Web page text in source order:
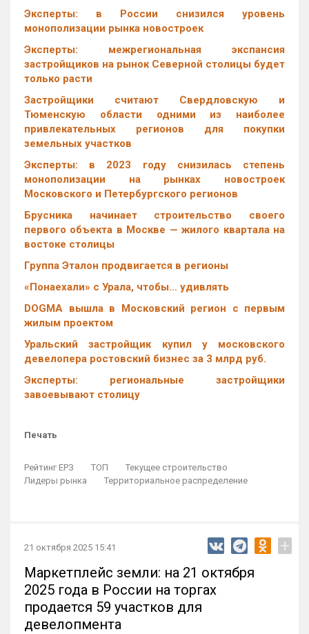
Эксперты: в России снизился уровень
монополизации рынка новостроек
Эксперты: межрегиональная экспансия
застройщиков на рынок Северной столицы будет
только расти
Застройщики считают Свердловскую и
Тюменскую области одними из наиболее
привлекательных регионов для покупки
земельных участков
Эксперты: в 2023 году снизилась степень
монополизации на рынках новостроек
Московского и Петербургского регионов
Брусника начинает строительство своего
первого объекта в Москве — жилого квартала на
востоке столицы
Группа Эталон продвигается в регионы
«Понаехали» с Урала, чтобы… удивлять
DOGMA вышла в Московский регион с первым
жилым проектом
Уральский застройщик купил у московского
девелопера ростовский бизнес за 3 млрд руб.
Эксперты: региональные застройщики
завоевывают столицу
Печать
Рейтинг ЕРЗ ТОП
Текущее строительство
Лидеры рынка
Территориальное распределение
21 октября 2025 15:41 +
Маркетплейс земли: на 21 октября
2025 года в России на торгах
продается 59 участков для
девелопмента